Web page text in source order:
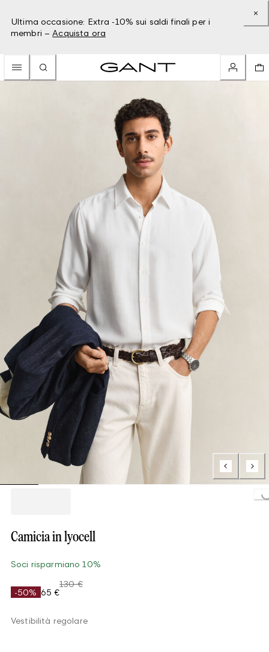
Ultima occasione: Extra -10% sui saldi finali per i
membri – Acquista ora
Loading...
Camicia in lyocell
Soci risparmiano 10%
-50% 65 €
130 €
Vestibilità regolare